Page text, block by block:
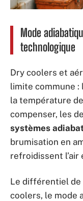
Mode
technologique
Dry coolers et
limite commune
la température
compenser, les
systèmes
brumisation en
refroidissent l’air
Le différentiel
coolers, le mode